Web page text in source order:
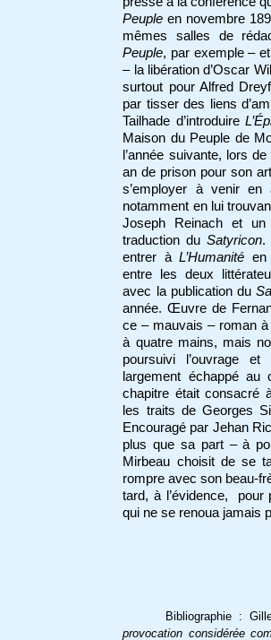
Peuple en novembre
mêmes salles de
Peuple, par exemple –
– la libération d’Oscar
surtout pour Alfred
par tisser des liens
Tailhade d’introduire
Maison du Peuple de
l’année suivante, lors
an de prison pour son
s’employer à venir
notamment en lui
Joseph Reinach et
traduction du Satyricon.
entrer àL’Humanité en
entre les deux
avec la publication du
année. Œuvre de
ce – mauvais – roman
à quatre mains, mais
poursuivi l’ouvrage
largement échappé au
chapitre était consacré
les traits de Georges
Encouragé par Jehan
plus que sa part – à
Mirbeau choisit de se
rompre avec son beau-
tard, à l’évidence, pour
qui ne se renoua jamais
Bibliographie :
provocation considérée